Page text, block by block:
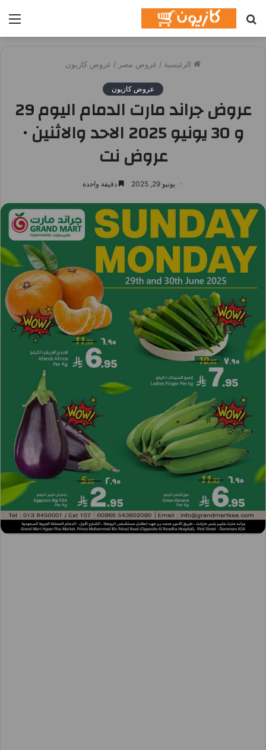
عن
الرئيسية / عروض مصر / عروض كازيون
عروض كازيون
عروض جراند مارت الدمام اليوم 29
و 30 يونيو 2025 الاحد والاثنين •
عروض نت
يونيو 29, 2025 دقيقة واحدة